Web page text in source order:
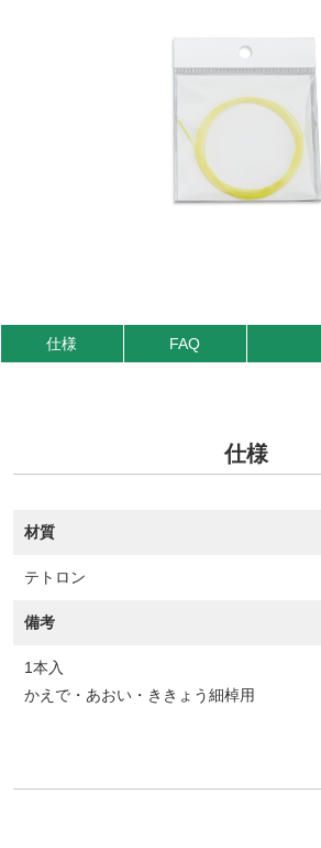
仕様 FAQ
仕様
材質
テトロン
備考
1本入
かえで・あおい・ききょう細棹用